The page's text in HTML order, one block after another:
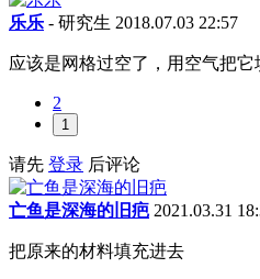
乐乐 - 研究生 2018.07.03 22:57
应该是网格过空了，用空气把
2
1
请先 登录 后评论
亡鱼是深海的旧疤 2021.03.31
把原来的材料填充进去